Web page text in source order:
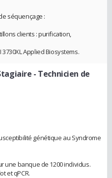
séquençage :
clients : purification,
Applied Biosystems.
- Technicien de
génétique au Syndrome
une banque de 1200 individus.
et qPCR.